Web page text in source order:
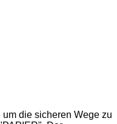
die sicheren Wege zu